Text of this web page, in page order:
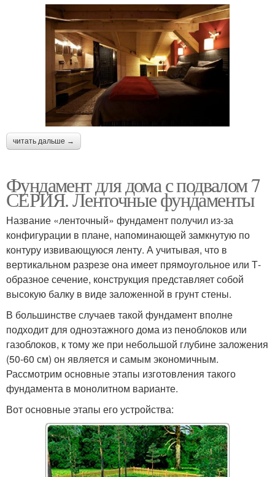
читать дальше →
Фундамент для дома с подвалом 7
СЕРИЯ. Ленточные фундаменты
Название «ленточный» фундамент получил из-за
конфигурации в плане, напоминающей замкнутую по
контуру извивающуюся ленту. А учитывая, что в
вертикальном разрезе она имеет прямоугольное или Т-
образное сечение, конструкция представляет собой
высокую балку в виде заложенной в грунт стены.
В большинстве случаев такой фундамент вполне
подходит для одноэтажного дома из пеноблоков или
газоблоков, к тому же при небольшой глубине заложения
(50-60 см) он является и самым экономичным.
Рассмотрим основные этапы изготовления такого
фундамента в монолитном варианте.
Вот основные этапы его устройства: